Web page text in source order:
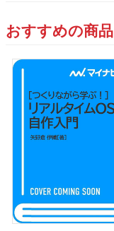
おすすめの商品